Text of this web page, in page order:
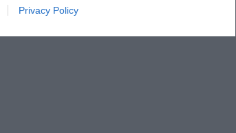
Privacy Policy